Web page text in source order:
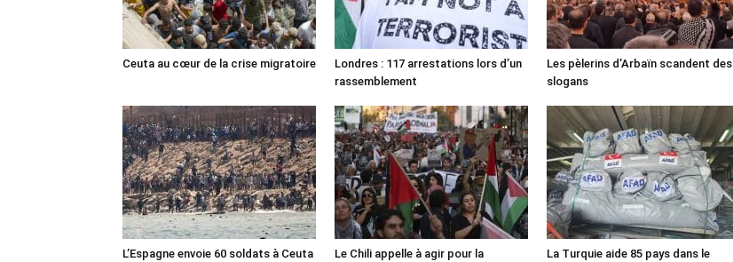
Ceuta au cœur de la crise migratoire
Londres : 117 arrestations lors d’un
rassemblement
Les pèlerins d’Arbaïn scandent des
slogans
L’Espagne envoie 60 soldats à Ceuta
Le Chili appelle à agir pour la
La Turquie aide 85 pays dans le